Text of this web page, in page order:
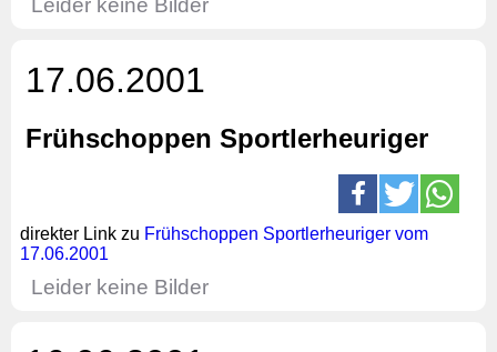
Leider keine Bilder
17.06.2001
Frühschoppen Sportlerheuriger
direkter Link zu Frühschoppen Sportlerheuriger vom
17.06.2001
Leider keine Bilder